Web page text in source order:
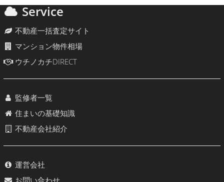
Service
不動産一括査定サイト
マンション物件相場
ウチノカチDIRECT
監修者一覧
住まいの基礎知識
不動産会社紹介
運営会社